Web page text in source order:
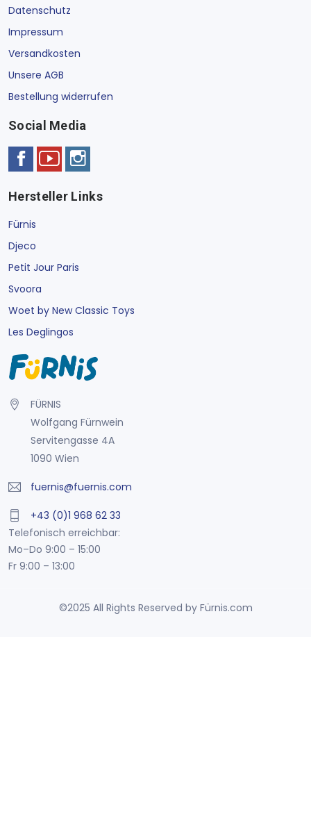
Datenschutz
Impressum
Versandkosten
Unsere AGB
Bestellung widerrufen
Social Media
Hersteller Links
Fürnis
Djeco
Petit Jour Paris
Svoora
Woet by New Classic Toys
Les Deglingos
FÜRNIS
Wolfgang Fürnwein
Servitengasse 4A
1090 Wien
fuernis@fuernis.com
+43 (0)1 968 62 33
Telefonisch erreichbar:
Mo–Do 9:00 – 15:00
Fr 9:00 – 13:00
©2025 All Rights Reserved by Fürnis.com